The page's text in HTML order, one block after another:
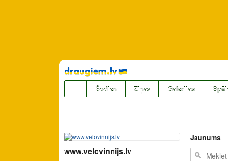
Pāriet
uz
saturu
Šodien Ziņas Galerijas
www.velovinnijs.lv
Jaunums